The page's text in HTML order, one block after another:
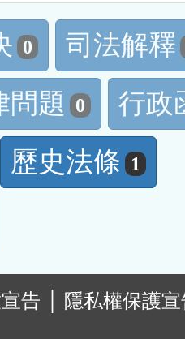
0
司法解釋
問題 0
行政
歷史法條 1
告
隱私權保護